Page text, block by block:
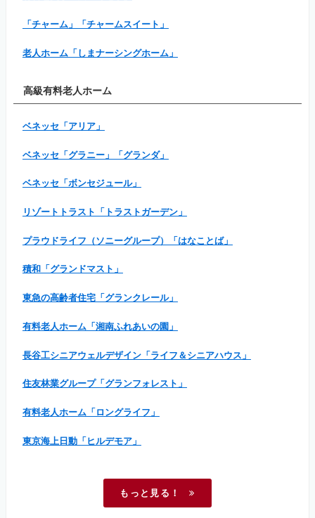
「チャーム」「チャームスイート」
老人ホーム「しまナーシングホーム」
高級有料老人ホーム
ベネッセ「アリア」
ベネッセ「グラニー」「グランダ」
ベネッセ「ボンセジュール」
リゾートトラスト「トラストガーデン」
プラウドライフ（ソニーグループ）「はなことば」
積和「グランドマスト」
東急の高齢者住宅「グランクレール」
有料老人ホーム「湘南ふれあいの園」
長谷工シニアウェルデザイン「ライフ＆シニアハウス」
住友林業グループ「グランフォレスト」
有料老人ホーム「ロングライフ」
東京海上日動「ヒルデモア」
もっと見る！